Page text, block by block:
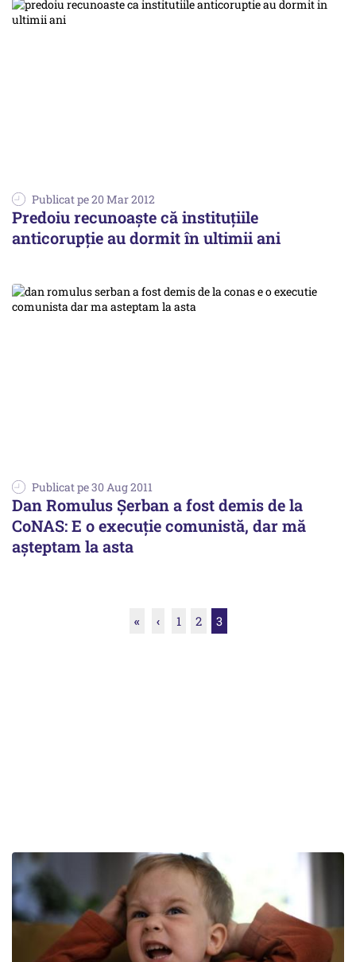
Publicat pe 20 Mar 2012
Predoiu recunoaște că instituțiile
anticorupție au dormit în ultimii ani
Publicat pe 30 Aug 2011
Dan Romulus Șerban a fost demis de la
CoNAS: E o execuție comunistă, dar mă
așteptam la asta
« ‹ 1 2 3